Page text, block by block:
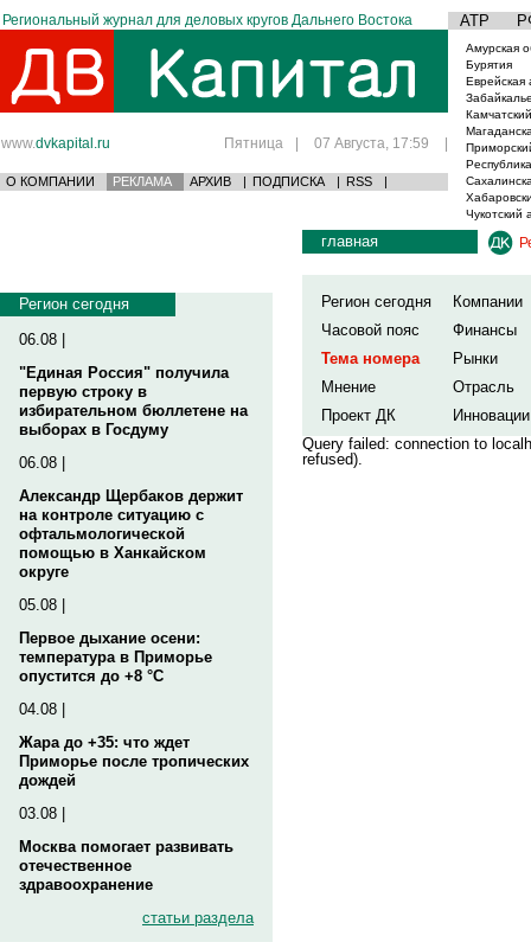
Региональный журнал для деловых кругов Дальнего Востока АТР
www.dvkapital.ru Пятница | 07 Августа, 17:59 |
О КОМПАНИИ РЕКЛАМА АРХИВ | ПОДПИСКА | RSS |
Амурская
Бурятия
Еврейская
Чукотский
Регион сегодня
06.08 |
"Единая Россия" получила
первую строку в
избирательном бюллетене на
выборах в Госдуму
06.08 |
Александр Щербаков держит
на контроле ситуацию с
офтальмологической
помощью в Ханкайском
округе
05.08 |
Первое дыхание осени:
температура в Приморье
опустится до +8 °C
04.08 |
Жара до +35: что ждет
Приморье после тропических
дождей
03.08 |
Москва помогает развивать
отечественное
здравоохранение
статьи раздела
главная
Регион сегодня
Компании
Часовой пояс
Финансы
Тема номера
Рынки
Мнение
Отрасль
Проект ДК
Инновации
Query failed: connection to
refused).